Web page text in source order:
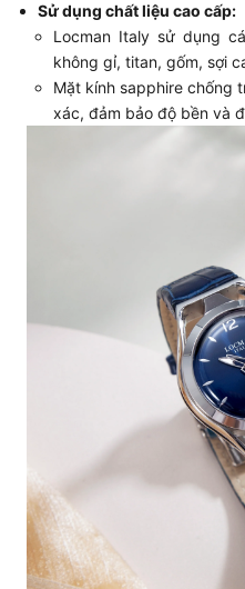
Sử dụng chất liệu cao cấp:
Locman Italy sử dụng
không gỉ, titan, gốm, sợi
Mặt kính sapphire chống
xác, đảm bảo độ bền và